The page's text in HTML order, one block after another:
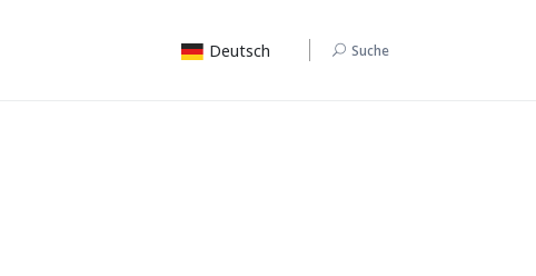
Deutsch Suche